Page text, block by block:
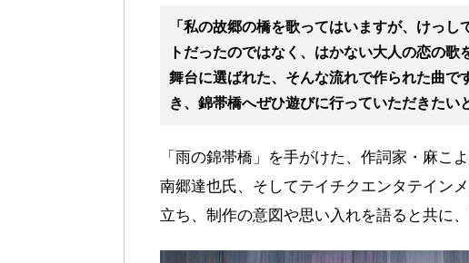
「私の故郷の橋を歌ってはいますが、けっ
トだったのではなく、はかない大人の恋の
舞台に選ばれた、そんな流れで作られた曲で
き、錦帯橋へぜひ遊びに行っていただきたい
「雨の錦帯橋」を手がけた、作詞家・麻こ
南郷達也氏、そしてテイチクエンタテイン
立ち、制作の意図や思い入れを語ると共に